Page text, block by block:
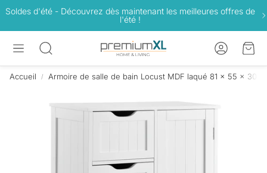
Soldes d'été - Découvrez dès maintenant les meilleures offres de
l'été !
Rechercher
Compte
Accueil Armoire de salle de bain Locust MDF laqué 81 x 55 x 30